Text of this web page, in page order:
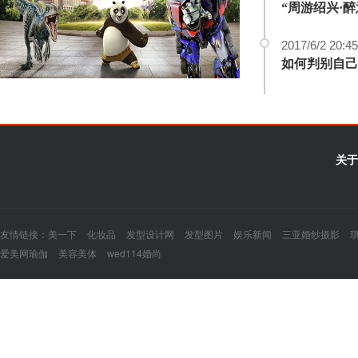
2017/6/2
如何判别自
关
友情链接： 美一下 化妆品 发型设计网 发型图片 娱乐新闻 三亚婚纱摄影
爱美网瑜伽
美容美体 wed114婚尚